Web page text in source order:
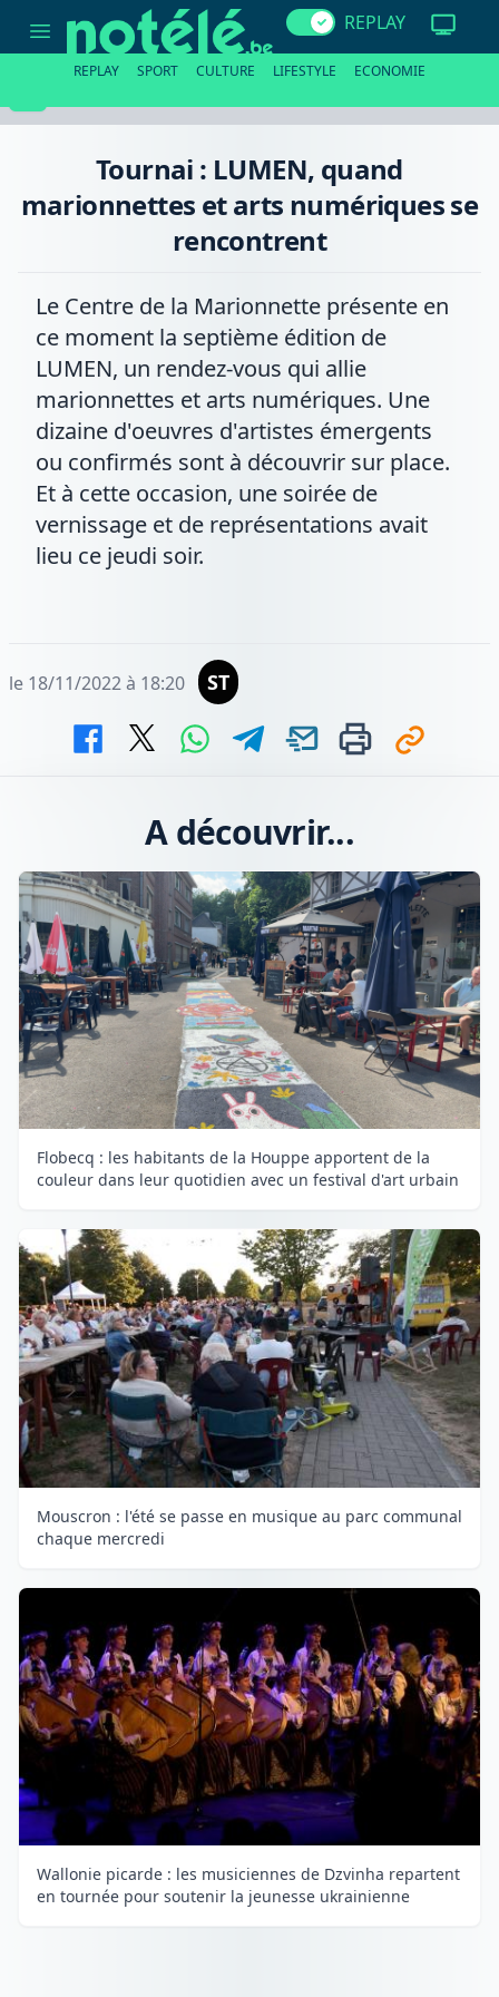
LUMEN,
marionnettes
arts
REPLAY
REPLAY SPORT CULTURE LIFESTYLE ECONOMIE
Tournai : LUMEN, quand
marionnettes et arts numériques se
rencontrent
Le Centre de la Marionnette présente en
ce moment la septième édition de
LUMEN, un rendez-vous qui allie
marionnettes et arts numériques. Une
dizaine d'oeuvres d'artistes émergents
ou confirmés sont à découvrir sur place.
Et à cette occasion, une soirée de
vernissage et de représentations avait
lieu ce jeudi soir.
le 18/11/2022 à 18:20 ST
A découvrir...
Flobecq : les habitants de la Houppe apportent de la
couleur dans leur quotidien avec un festival d'art urbain
Mouscron : l'été se passe en musique au parc communal
chaque mercredi
Wallonie picarde : les musiciennes de Dzvinha repartent
en tournée pour soutenir la jeunesse ukrainienne